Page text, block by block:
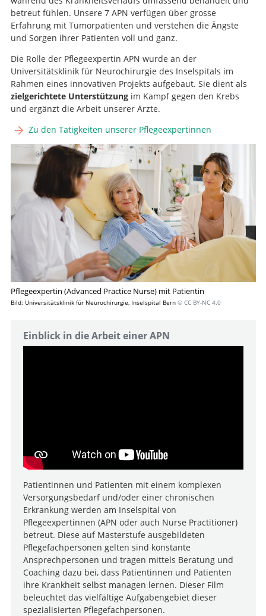
betreut fühlen. Unsere 7 APN verfügen über grosse
Erfahrung mit Tumorpatienten und verstehen die Ängste
und Sorgen ihrer Patienten voll und ganz.
Die Rolle der Pflegeexpertin APN wurde an der
Universitätsklinik für Neurochirurgie des Inselspitals im
Rahmen eines innovativen Projekts aufgebaut. Sie dient als
zielgerichtete Unterstützungim Kampf gegen den Krebs
und ergänzt die Arbeit unserer Ärzte.
Zu den Tätigkeiten unserer Pflegeexpertinnen
Pflegeexpertin (Advanced Practice Nurse) mit Patientin
Bild: Universitätsklinik für Neurochirurgie, Inselspital Bern © CC BY-NC 4.0
Einblick in die Arbeit einer APN
Patientinnen und Patienten mit einem komplexen
Versorgungsbedarf und/oder einer chronischen
Erkrankung werden am Inselspital von
Pflegeexpertinnen (APN oder auch Nurse Practitioner)
betreut. Diese auf Masterstufe ausgebildeten
Pflegefachpersonen gelten sind konstante
Ansprechpersonen und tragen mittels Beratung und
Coaching dazu bei, dass Patientinnen und Patienten
ihre Krankheit selbst managen lernen. Dieser Film
beleuchtet das vielfältige Aufgabengebiet dieser
spezialisierten Pflegefachpersonen.